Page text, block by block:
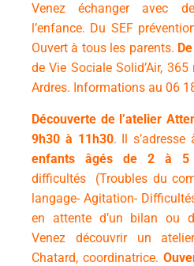
Venez échanger avec
l’enfance. Du SEF
Ouvert à tous les parents. De
de Vie Sociale Solid’Air,
Ardres. Informations au 06
Découverte de l’atelier
9h30 à 11h30. Il s’adresse
enfants âgés de 2 à 5
difficultés (Troubles du
langage- Agitation-
en attente d’un bilan ou
Venez découvrir un
Chatard, coordinatrice.